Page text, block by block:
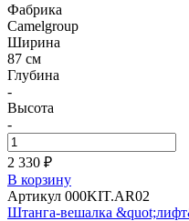
Фабрика
Camelgroup
Ширина
87 см
Глубина
-
Высота
-
2 330 ₽
В корзину
Артикул 000KIT.AR02
Штанга-вешалка